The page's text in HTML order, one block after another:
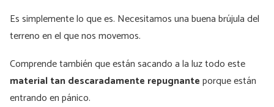
Es simplemente lo que es. Necesitamos una buena brújula del
terreno en el que nos movemos.
Comprende también que están sacando a la luz todo este
material tan descaradamente repugnanteporque están
entrando en pánico.